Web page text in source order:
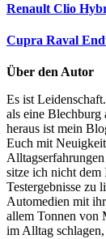
Renault Clio
Cupra Raval
Über den Autor
Es ist
als eine Blechburg
heraus ist mein
Euch mit
sitze ich nicht
Testergebnisse zu
Automedien mit
allem Tonnen von
im Alltag